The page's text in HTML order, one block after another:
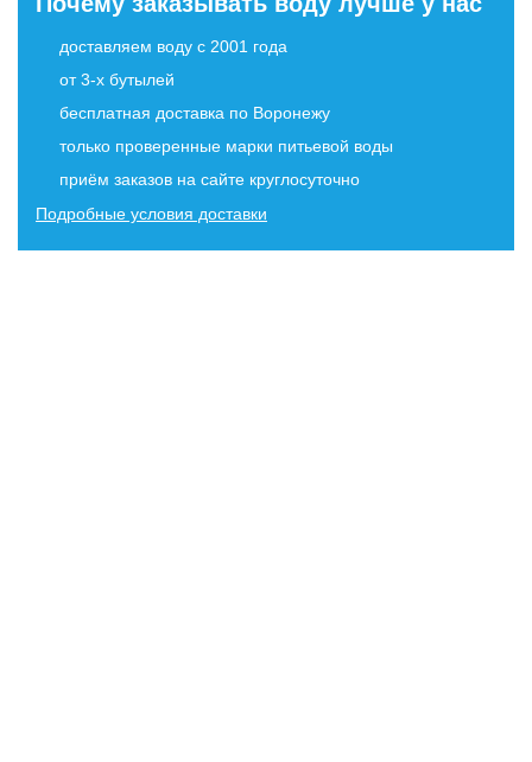
доставляем воду с 2001 года
от 3-х бутылей
бесплатная доставка по Воронежу
только проверенные марки питьевой воды
приём заказов на сайте круглосуточно
Подробные условия доставки